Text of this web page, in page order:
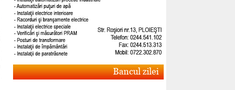
Bancul zilei